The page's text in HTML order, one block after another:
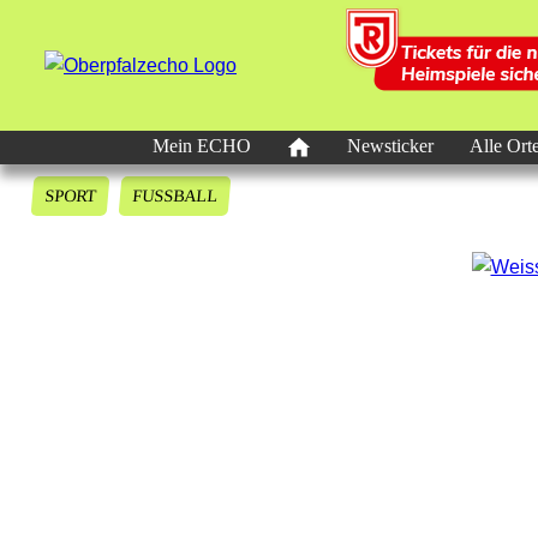
Mein ECHO Newsticker Alle
SPORT FUSSBALL